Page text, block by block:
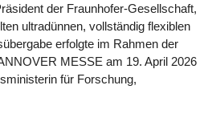
der Fraunhofer-Gesellschaft,
ultradünnen, vollständig flexiblen
erfolgte im Rahmen der
MESSE am 19. April 2026
für Forschung,